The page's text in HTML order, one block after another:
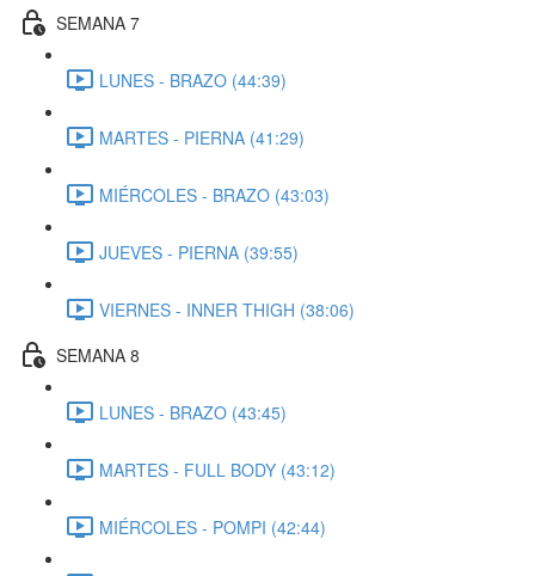
SEMANA 7
LUNES - BRAZO (44:39)
MARTES - PIERNA (41:29)
MIÉRCOLES - BRAZO (43:03)
JUEVES - PIERNA (39:55)
VIERNES - INNER THIGH (38:06)
SEMANA 8
LUNES - BRAZO (43:45)
MARTES - FULL BODY (43:12)
MIÉRCOLES - POMPI (42:44)